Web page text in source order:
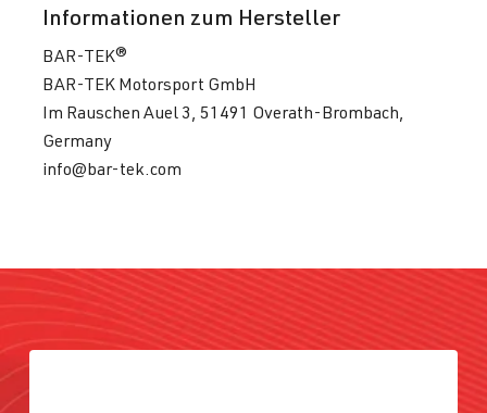
Informationen zum Hersteller
BAR-TEK®
BAR-TEK Motorsport GmbH
Im Rauschen Auel 3, 51491 Overath-Brombach,
Germany
info@bar-tek.com